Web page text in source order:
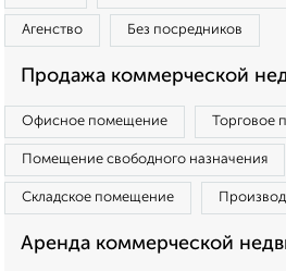
Агенство Без посредников
Продажа коммерческой
Офисное помещение Торговое
Помещение свободного назначения
Складское помещение
Аренда коммерческой